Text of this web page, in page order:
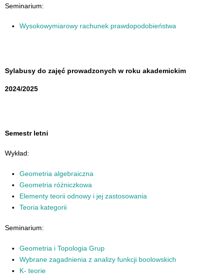
Seminarium:
Wysokowymiarowy rachunek prawdopodobieństwa
Sylabusy do zajęć prowadzonych w roku akademickim
2024/2025
Semestr letni
Wykład:
Geometria algebraiczna
Geometria różniczkowa
Elementy teorii odnowy i jej zastosowania
Teoria kategorii
Seminarium:
Geometria i Topologia Grup
Wybrane zagadnienia z analizy funkcji boolowskich
K- teorie